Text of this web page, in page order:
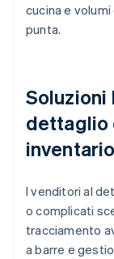
cucina e
punta.
Soluzioni
dettaglio
inventario
I venditori al
o complicati
tracciamento
a barre e